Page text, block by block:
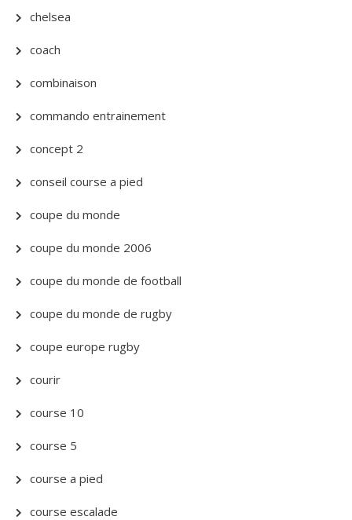
chelsea
coach
combinaison
commando entrainement
concept 2
conseil course a pied
coupe du monde
coupe du monde 2006
coupe du monde de football
coupe du monde de rugby
coupe europe rugby
courir
course 10
course 5
course a pied
course escalade